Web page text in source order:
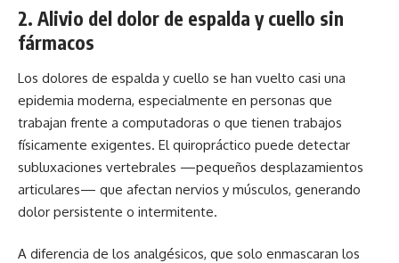
2. Alivio del dolor de espalda y cuello sin
fármacos
Los dolores de espalda y cuello se han vuelto casi una
epidemia moderna, especialmente en personas que
trabajan frente a computadoras o que tienen trabajos
físicamente exigentes. El quiropráctico puede detectar
subluxaciones vertebrales —pequeños desplazamientos
articulares— que afectan nervios y músculos, generando
dolor persistente o intermitente.
A diferencia de los analgésicos, que solo enmascaran los